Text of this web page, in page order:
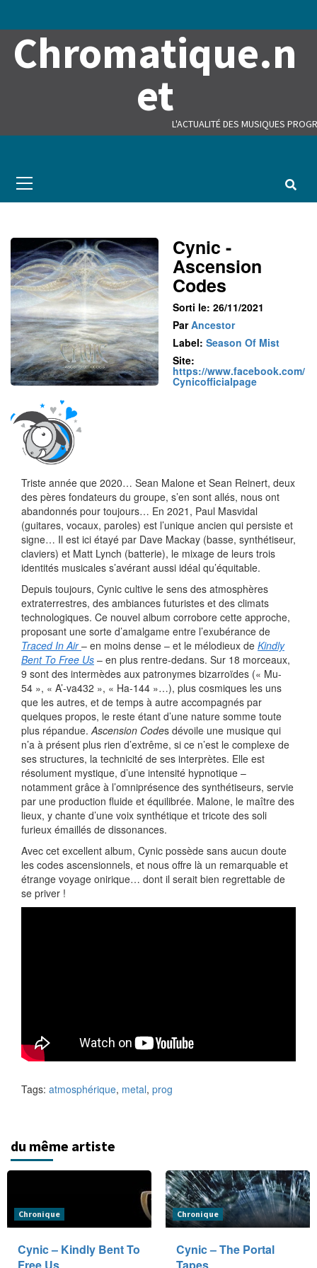
Chromatique.n
et
L'ACTUALITÉ DES MUSIQUES
Menu
Cynic -
Ascension
Codes
Sorti le: 26/11/2021
ParAncestor
Label: Season Of Mist
Site:
https://www.facebook.com/
Cynicofficialpage
Triste année que 2020… Sean Malone et Sean Reinert, deux
des pères fondateurs du groupe, s’en sont allés, nous ont
abandonnés pour toujours… En 2021, Paul Masvidal
(guitares, vocaux, paroles) est l’unique ancien qui persiste et
signe… Il est ici étayé par Dave Mackay (basse, synthétiseur,
claviers) et Matt Lynch (batterie), le mixage de leurs trois
identités musicales s’avérant aussi idéal qu’équitable.
Depuis toujours, Cynic cultive le sens des atmosphères
extraterrestres, des ambiances futuristes et des climats
technologiques. Ce nouvel album corrobore cette approche,
proposant une sorte d’amalgame entre l’exubérance de
Traced In Air – en moins dense – et le mélodieux de Kindly
Bent To Free Us – en plus rentre-dedans. Sur 18 morceaux,
9 sont des intermèdes aux patronymes bizarroïdes (« Mu-
54 », « A’-va432 », « Ha-144 »…), plus cosmiques les uns
que les autres, et de temps à autre accompagnés par
quelques propos, le reste étant d’une nature somme toute
plus répandue.Ascension Codes dévoile une musique qui
n’a à présent plus rien d’extrême, si ce n’est le complexe de
ses structures, la technicité de ses interprètes. Elle est
résolument mystique, d’une intensité hypnotique –
notamment grâce à l’omniprésence des synthétiseurs, servie
par une production fluide et équilibrée. Malone, le maître des
lieux, y chante d’une voix synthétique et tricote des soli
furieux émaillés de dissonances.
Avec cet excellent album, Cynic possède sans aucun doute
les codes ascensionnels, et nous offre là un remarquable et
étrange voyage onirique… dont il serait bien regrettable de
se priver !
Tags: atmosphérique, metal, prog
du même artiste
Chronique
Cynic – Kindly Bent To
Free Us
Chronique
Cynic – The Portal
Tapes